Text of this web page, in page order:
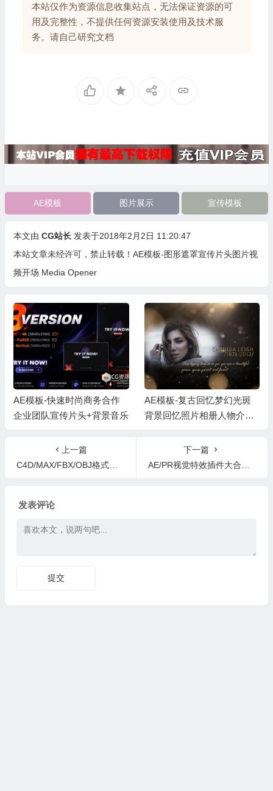
本站仅作为资源信息收集站点，无法保证资源的可
用及完整性，不提供任何资源安装使用及技术服
务。请自己研究文档
AE模板 图片展示 宣传模板
本文由 CG站长 发表于2018年2月2日 11:20:47
本站文章未经许可，禁止转载！ AE模板-图形遮罩宣传片头图片视
频开场 Media Opener
AE模板-快速时尚商务合作
企业团队宣传片头+背景音乐
AE模板-复古回忆梦幻光斑
背景回忆照片相册人物介绍
上一篇
C4D/MAX/FBX/OBJ格式低多边形城市楼房3D模型 Low Poly Megapolis City Pack
下一篇
AE/PR视觉特效插件大合集 RevisionFX Effections Plus 17.0 Win
发表评论